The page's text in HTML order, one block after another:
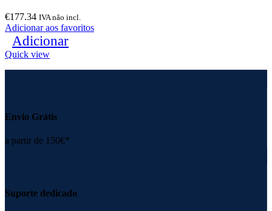
€177.34 IVA não incl.
Adicionar aos favoritos
Adicionar
Quick view
Envio Grátis
a partir de 150€*
Suporte dedicado